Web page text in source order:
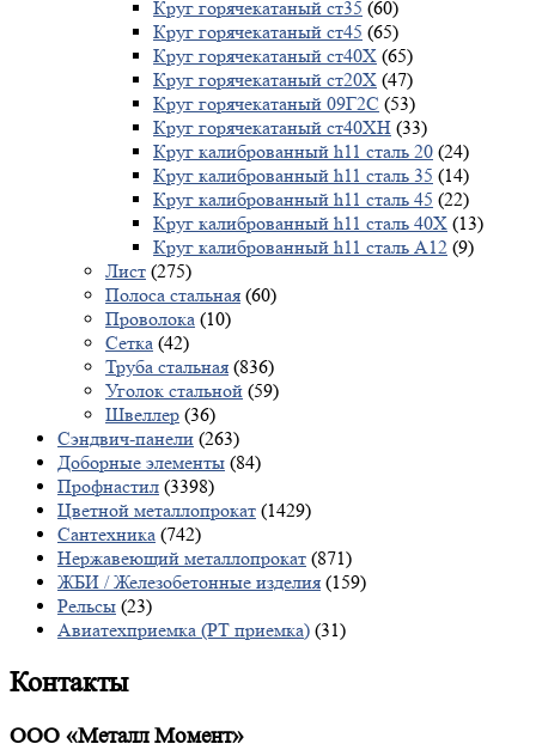
Круг горячекатаный ст35 (60)
Круг горячекатаный ст45 (65)
Круг горячекатаный ст40Х (65)
Круг горячекатаный ст20Х (47)
Круг горячекатаный 09Г2С (53)
Круг горячекатаный ст40ХН (33)
Круг калиброванный h11 сталь 20 (24)
Круг калиброванный h11 сталь 35 (14)
Круг калиброванный h11 сталь 45 (22)
Круг калиброванный h11 сталь 40X (13)
Круг калиброванный h11 сталь А12 (9)
Лист (275)
Полоса стальная (60)
Проволока (10)
Сетка (42)
Труба стальная (836)
Уголок стальной (59)
Швеллер (36)
Сэндвич-панели (263)
Доборные элементы (84)
Профнастил (3398)
Цветной металлопрокат (1429)
Сантехника (742)
Нержавеющий металлопрокат (871)
ЖБИ / Железобетонные изделия (159)
Рельсы (23)
Авиатехприемка (РТ приемка) (31)
Контакты
ООО «Металл Момент»